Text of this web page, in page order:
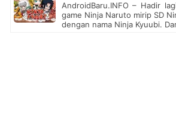
AndroidBaru.INFO – Hadir
game Ninja Naruto mirip SD
dengan nama Ninja Kyuubi.